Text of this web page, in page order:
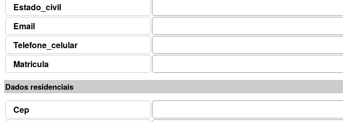
Estado_civil
Email
Telefone_celular
Matricula
Dados residenciais
Cep